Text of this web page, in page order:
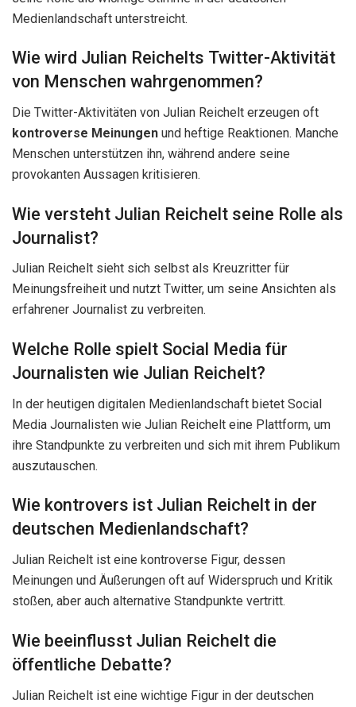
Medienlandschaft unterstreicht.
Wie wird Julian Reichelts Twitter-Aktivität
von Menschen wahrgenommen?
Die Twitter-Aktivitäten von Julian Reichelt erzeugen oft
kontroverse Meinungen und heftige Reaktionen. Manche
Menschen unterstützen ihn, während andere seine
provokanten Aussagen kritisieren.
Wie versteht Julian Reichelt seine Rolle als
Journalist?
Julian Reichelt sieht sich selbst als Kreuzritter für
Meinungsfreiheit und nutzt Twitter, um seine Ansichten als
erfahrener Journalist zu verbreiten.
Welche Rolle spielt Social Media für
Journalisten wie Julian Reichelt?
In der heutigen digitalen Medienlandschaft bietet Social
Media Journalisten wie Julian Reichelt eine Plattform, um
ihre Standpunkte zu verbreiten und sich mit ihrem Publikum
auszutauschen.
Wie kontrovers ist Julian Reichelt in der
deutschen Medienlandschaft?
Julian Reichelt ist eine kontroverse Figur, dessen
Meinungen und Äußerungen oft auf Widerspruch und Kritik
stoßen, aber auch alternative Standpunkte vertritt.
Wie beeinflusst Julian Reichelt die
öffentliche Debatte?
Julian Reichelt ist eine wichtige Figur in der deutschen